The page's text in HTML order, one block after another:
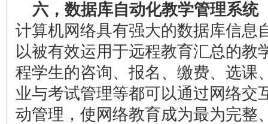
六，数据库自动化教学管理系统
计算机网络具有强大的数据库信息
以被有效运用于远程教育汇总的教
程学生的咨询、报名、缴费、选课
业与考试管理等都可以通过网络交
动管理，使网络教育成为最为完整